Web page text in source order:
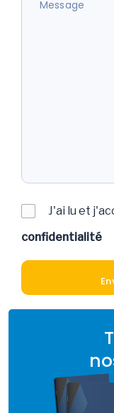
J'ai lu et
confidentialité